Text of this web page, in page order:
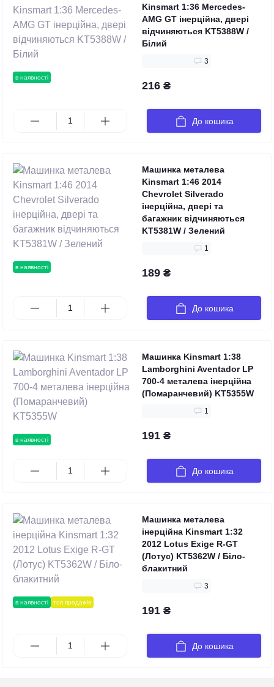
в наявності
Kinsmart 1:36 Mercedes-
AMG GT інерційна, двері
відчиняються KT5388W /
Білий
3
216 ₴
До кошика
в наявності
Машинка металева
Kinsmart 1:46 2014
Chevrolet Silverado
інерційна, двері та
багажник відчиняються
KT5381W / Зелений
1
189 ₴
До кошика
в наявності
Машинка Kinsmart 1:38
Lamborghini Aventador LP
700-4 металева інерційна
(Помаранчевий) KT5355W
1
191 ₴
До кошика
в наявності топ продажів
Машинка металева
інерційна Kinsmart 1:32
2012 Lotus Exige R-GT
(Лотус) KT5362W / Біло-
блакитний
3
191 ₴
До кошика